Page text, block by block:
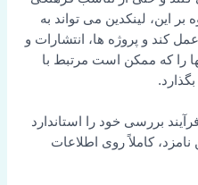
این، لینکدین می تواند به
کند و پروژه ها، انتشارات و
را که ممکن است مرتبط با
بررسی خود را استاندارد
نامزد، کاملاً روی اطلاعات